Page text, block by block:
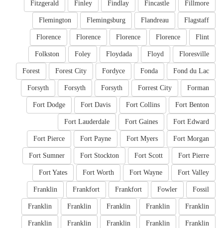
Fillmore
Fincastle
Findlay
Finley
Fitzgerald
Flagstaff
Flandreau
Flemingsburg
Flemington
Flint
Florence
Florence
Florence
Florence
Floresville
Floyd
Floydada
Foley
Folkston
Fond du Lac
Fonda
Fordyce
Forest City
Forest
Forman
Forrest City
Forsyth
Forsyth
Forsyth
Fort Benton
Fort Collins
Fort Davis
Fort Dodge
Fort Edward
Fort Gaines
Fort Lauderdale
Fort Morgan
Fort Myers
Fort Payne
Fort Pierce
Fort Pierre
Fort Scott
Fort Stockton
Fort Sumner
Fort Valley
Fort Wayne
Fort Worth
Fort Yates
Fossil
Fowler
Frankfort
Frankfort
Franklin
Franklin
Franklin
Franklin
Franklin
Franklin
Franklin
Franklin
Franklin
Franklin
Franklin